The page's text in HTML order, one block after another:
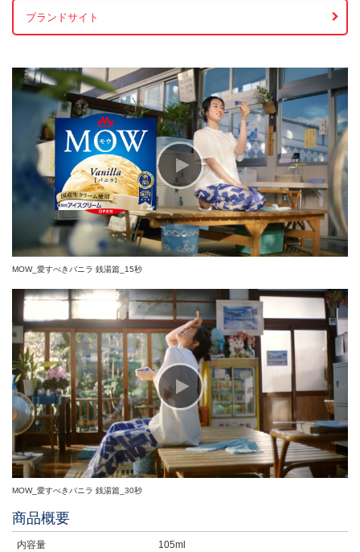
ブランドサイト
MOW_愛すべきバニラ 銭湯篇_15秒
MOW_愛すべきバニラ 銭湯篇_30秒
商品概要
内容量 105ml